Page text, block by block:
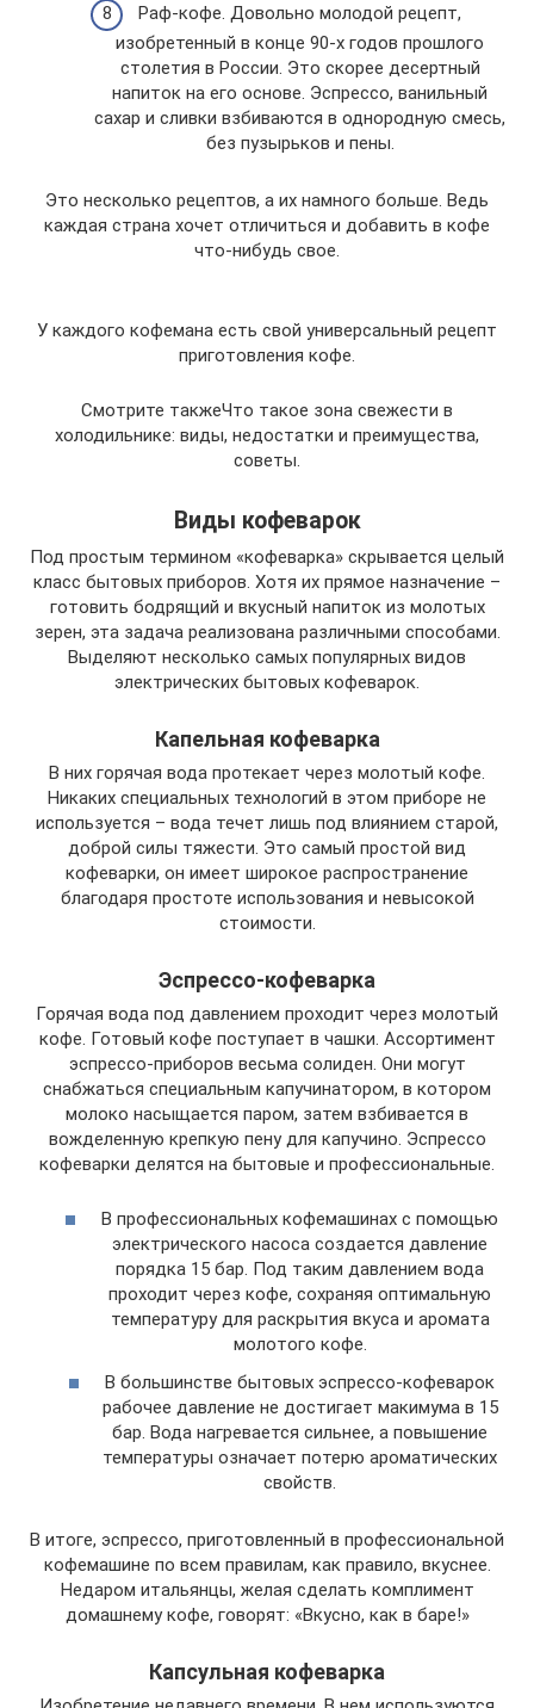
Раф-кофе. Довольно молодой рецепт,
изобретенный в конце 90-х годов прошлого
столетия в России. Это скорее десертный
напиток на его основе. Эспрессо, ванильный
сахар и сливки взбиваются в однородную смесь,
без пузырьков и пены.
Это несколько рецептов, а их намного больше. Ведь
каждая страна хочет отличиться и добавить в кофе
что-нибудь свое.
У каждого кофемана есть свой универсальный рецепт
приготовления кофе.
Смотрите такжеЧто такое зона свежести в
холодильнике: виды, недостатки и преимущества,
советы.
Виды кофеварок
Под простым термином «кофеварка» скрывается целый
класс бытовых приборов. Хотя их прямое назначение –
готовить бодрящий и вкусный напиток из молотых
зерен, эта задача реализована различными способами.
Выделяют несколько самых популярных видов
электрических бытовых кофеварок.
Капельная кофеварка
В них горячая вода протекает через молотый кофе.
Никаких специальных технологий в этом приборе не
используется – вода течет лишь под влиянием старой,
доброй силы тяжести. Это самый простой вид
кофеварки, он имеет широкое распространение
благодаря простоте использования и невысокой
стоимости.
Эспрессо-кофеварка
Горячая вода под давлением проходит через молотый
кофе. Готовый кофе поступает в чашки. Ассортимент
эспрессо-приборов весьма солиден. Они могут
снабжаться специальным капучинатором, в котором
молоко насыщается паром, затем взбивается в
вожделенную крепкую пену для капучино. Эспрессо
кофеварки делятся на бытовые и профессиональные.
В профессиональных кофемашинах с помощью
электрического насоса создается давление
порядка 15 бар. Под таким давлением вода
проходит через кофе, сохраняя оптимальную
температуру для раскрытия вкуса и аромата
молотого кофе.
В большинстве бытовых эспрессо-кофеварок
рабочее давление не достигает макимума в 15
бар. Вода нагревается сильнее, а повышение
температуры означает потерю ароматических
свойств.
В итоге, эспрессо, приготовленный в профессиональной
кофемашине по всем правилам, как правило, вкуснее.
Недаром итальянцы, желая сделать комплимент
домашнему кофе, говорят: «Вкусно, как в баре!»
Капсульная кофеварка